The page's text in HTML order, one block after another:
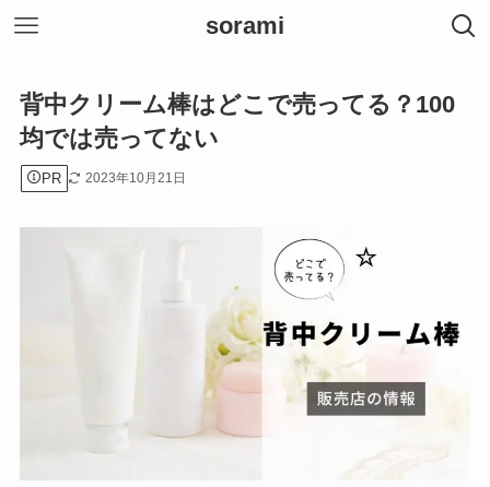
sorami
背中クリーム棒はどこで売ってる？100
均では売ってない
PR 2023年10月21日